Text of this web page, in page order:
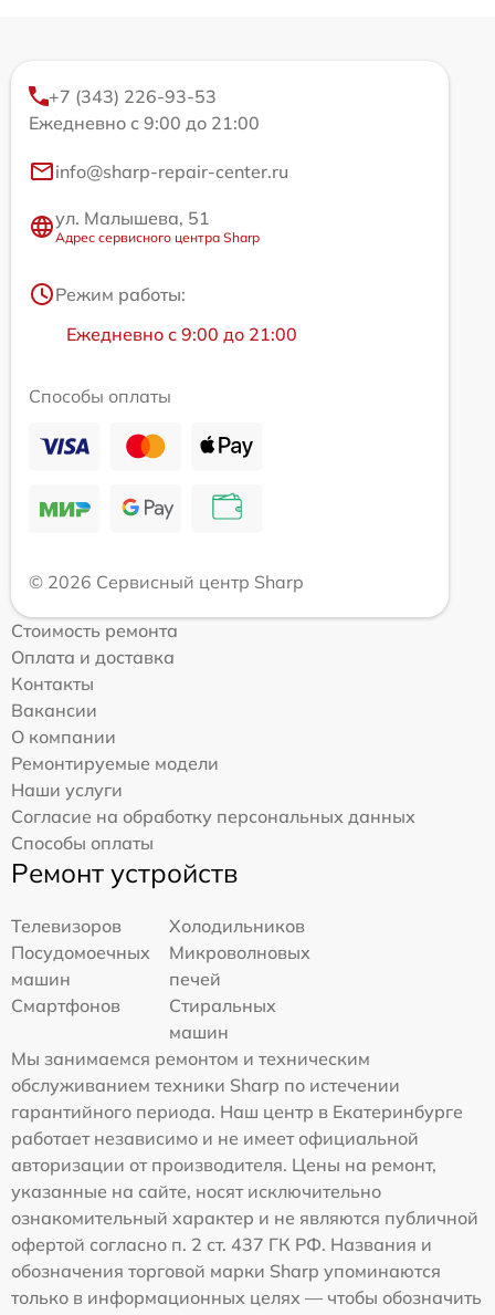
+7 (343) 226-93-53
Ежедневно с 9:00 до 21:00
info@sharp-repair-center.ru
ул. Малышева, 51
Адрес сервисного центра Sharp
Режим работы:
Ежедневно с 9:00 до 21:00
Способы оплаты
© 2026 Сервисный центр Sharp
Стоимость ремонта
Оплата и доставка
Контакты
Вакансии
О компании
Ремонтируемые модели
Наши услуги
Согласие на обработку персональных данных
Способы оплаты
Ремонт устройств
Телевизоров
Холодильников
Посудомоечных
машин
Микроволновых
печей
Смартфонов
Стиральных
машин
Мы занимаемся ремонтом и техническим
обслуживанием техники Sharp по истечении
гарантийного периода. Наш центр в Екатеринбурге
работает независимо и не имеет официальной
авторизации от производителя. Цены на ремонт,
указанные на сайте, носят исключительно
ознакомительный характер и не являются публичной
офертой согласно п. 2 ст. 437 ГК РФ. Названия и
обозначения торговой марки Sharp упоминаются
только в информационных целях — чтобы обозначить